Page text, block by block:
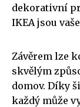
dekorativní
IKEA jsou
Závěrem lze
skvělým
domov. Díky
každý může